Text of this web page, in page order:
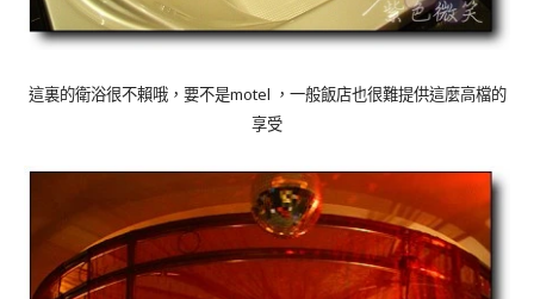
這裏的衛浴很不賴哦，要不是motel ，一般飯店也很難提供這麼高檔的
享受